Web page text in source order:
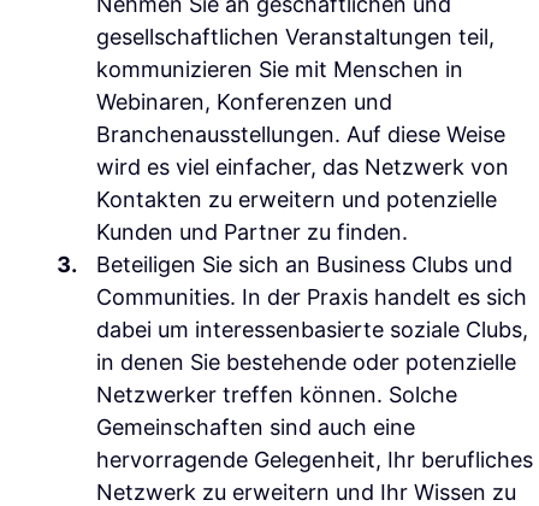
gesellschaftlichen Veranstaltungen teil,
kommunizieren Sie mit Menschen in
Webinaren, Konferenzen und
Branchenausstellungen. Auf diese Weise
wird es viel einfacher, das Netzwerk von
Kontakten zu erweitern und potenzielle
Kunden und Partner zu finden.
Beteiligen Sie sich an Business Clubs und
Communities. In der Praxis handelt es sich
dabei um interessenbasierte soziale Clubs,
in denen Sie bestehende oder potenzielle
Netzwerker treffen können. Solche
Gemeinschaften sind auch eine
hervorragende Gelegenheit, Ihr berufliches
Netzwerk zu erweitern und Ihr Wissen zu